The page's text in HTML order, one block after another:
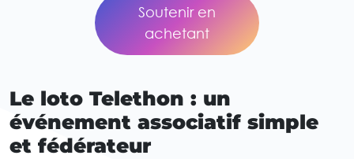
Soutenir en
achetant
Le loto Telethon : un
événement associatif simple
et fédérateur